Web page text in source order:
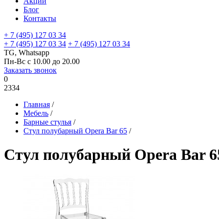
Блог
Контакты
+ 7 (495) 127 03 34
+ 7 (495) 127 03 34 + 7 (495) 127 03 34
TG, Whatsapp
Пн-Вс с 10.00 до 20.00
Заказать звонок
0
2334
Главная /
Мебель /
Барные стулья /
Стул полубарный Opera Bar 65 /
Стул полубарный Opera Bar